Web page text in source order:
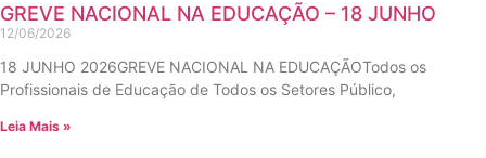
GREVE NACIONAL NA EDUCAÇÃO – 18 JUNHO
12/06/2026
18 JUNHO 2026GREVE NACIONAL NA EDUCAÇÃOTodos os
Profissionais de Educação de Todos os Setores Público,
Leia Mais »